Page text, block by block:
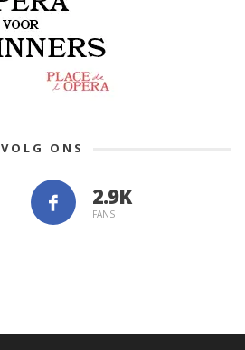
VOLG ONS
FANS